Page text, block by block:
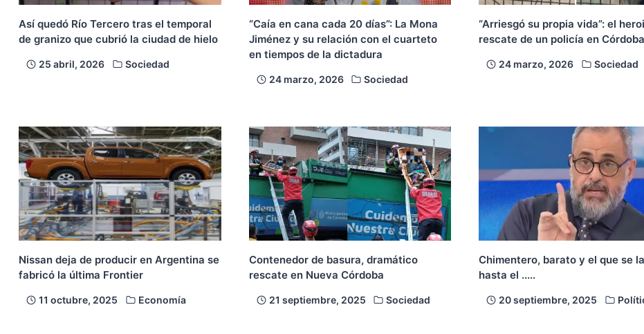
Así quedó Río Tercero tras el temporal
de granizo que cubrió la ciudad de hielo
25 abril, 2026 Sociedad
“Caía en cana cada 20 días”: La Mona
Jiménez y su relación con el cuarteto
en tiempos de la dictadura
24 marzo, 2026 Sociedad
“Arriesgó su propia vida”: el
rescate de un policía en Córdoba
24 marzo, 2026 Sociedad
Nissan deja de producir en Argentina se
fabricó la última Frontier
11 octubre, 2025 Economía
Contenedor de basura, dramático
rescate en Nueva Córdoba
21 septiembre, 2025 Sociedad
Chimentero, barato y el que se
hasta el .....
20 septiembre, 2025